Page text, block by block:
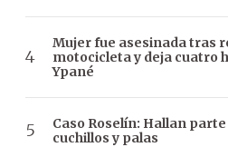
Mujer fue asesinada tras
motocicleta y deja cuatro
Ypané
Caso Roselín: Hallan
cuchillos y palas